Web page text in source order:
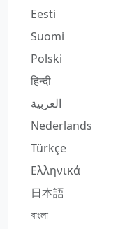
Eesti
Suomi
Polski
हिन्दी
العربية
Nederlands
Türkçe
Ελληνικά
日本語
বাংলা